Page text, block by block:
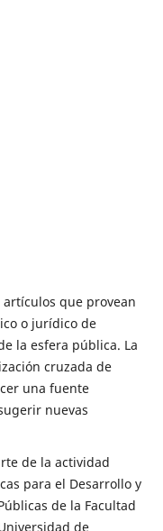
artículos que provean
o jurídico de
la esfera pública. La
cruzada de
una fuente
nuevas
de la actividad
para el Desarrollo y
de la Facultad
de